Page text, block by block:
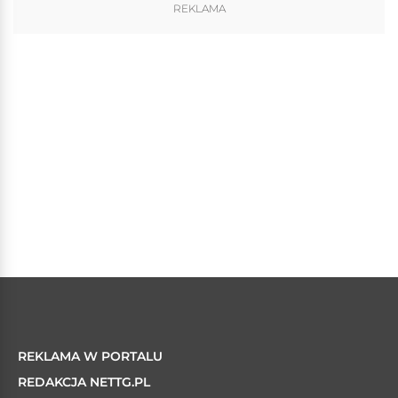
REKLAMA
REKLAMA W PORTALU
REDAKCJA NETTG.PL